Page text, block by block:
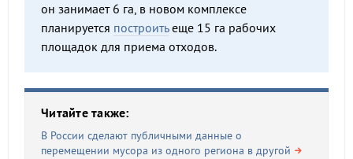
он занимает 6 га, в новом комплексе
планируется построитьеще 15 га рабочих
площадок для приема отходов.
Читайте также:
В России сделают публичными данные о
перемещении мусора из одного региона в другой